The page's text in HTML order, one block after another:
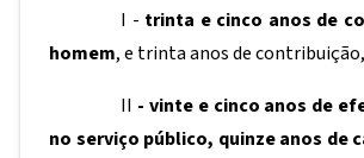
I - trinta e cinco anos de
homem, e trinta anos de
II - vinte e cinco anos de
no serviço público, quinze anos de